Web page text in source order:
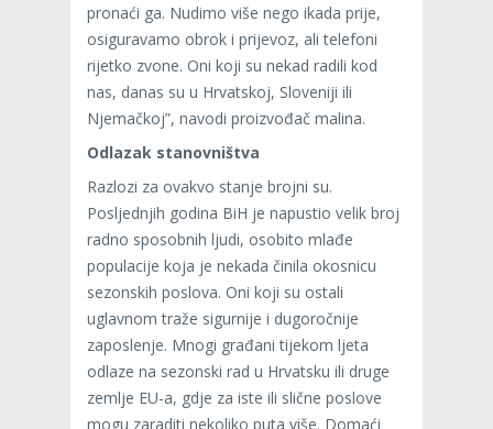
pronaći ga. Nudimo više nego ikada prije,
osiguravamo obrok i prijevoz, ali telefoni
rijetko zvone. Oni koji su nekad radili kod
nas, danas su u Hrvatskoj, Sloveniji ili
Njemačkoj”, navodi proizvođač malina.
Odlazak stanovništva
Razlozi za ovakvo stanje brojni su.
Posljednjih godina BiH je napustio velik broj
radno sposobnih ljudi, osobito mlađe
populacije koja je nekada činila okosnicu
sezonskih poslova. Oni koji su ostali
uglavnom traže sigurnije i dugoročnije
zaposlenje. Mnogi građani tijekom ljeta
odlaze na sezonski rad u Hrvatsku ili druge
zemlje EU-a, gdje za iste ili slične poslove
mogu zaraditi nekoliko puta više. Domaći